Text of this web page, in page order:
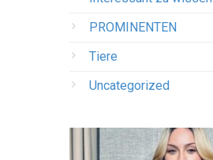
PROMINENTEN
Tiere
Uncategorized